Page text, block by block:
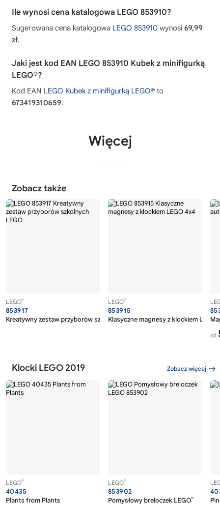
Ile wynosi cena katalogowa LEGO 853910?
Sugerowana cena katalogowa LEGO 853910 wynosi 69,99
zł.
Jaki jest kod EAN LEGO 853910 Kubek z minifigurką
LEGO®?
Kod EAN LEGO Kubek z minifigurką LEGO® to
673419310659.
Więcej
Zobacz także
LEGO®
853917
Kreatywny zestaw przyborów szkolnych LEGO®
LEGO®
853915
Klasyczne magnesy z klockiem LEGO®
od
Klocki LEGO 2019 Zobacz więcej
LEGO®
40435
Plants from Plants
LEGO®
853902
Pomysłowy breloczek LEGO®